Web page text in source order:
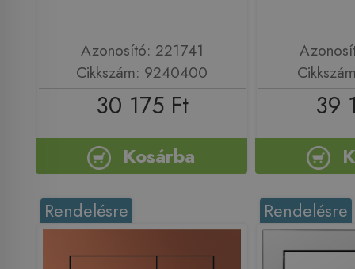
Azonosító: 221741
Cikkszám: 9240400
30 175 Ft
Kosárba
39
Rendelésre Rendelésre